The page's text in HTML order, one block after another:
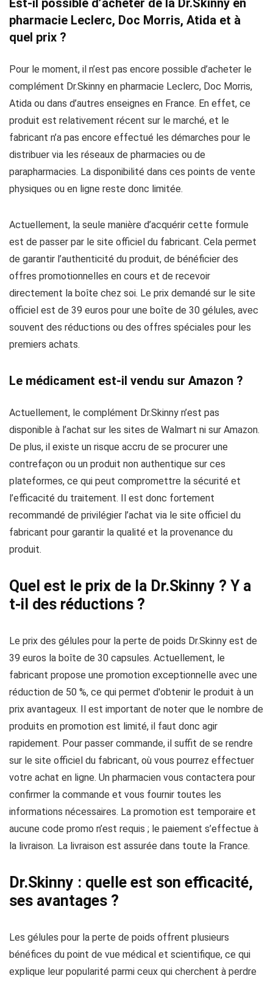
Est-il possible d’acheter de la Dr.Skinny en
pharmacie Leclerc, Doc Morris, Atida et à
quel prix ?
Pour le moment, il n’est pas encore possible d’acheter le
complément Dr.Skinny en pharmacie Leclerc, Doc Morris,
Atida ou dans d’autres enseignes en France. En effet, ce
produit est relativement récent sur le marché, et le
fabricant n’a pas encore effectué les démarches pour le
distribuer via les réseaux de pharmacies ou de
parapharmacies. La disponibilité dans ces points de vente
physiques ou en ligne reste donc limitée.
Actuellement, la seule manière d’acquérir cette formule
est de passer par le site officiel du fabricant. Cela permet
de garantir l’authenticité du produit, de bénéficier des
offres promotionnelles en cours et de recevoir
directement la boîte chez soi. Le prix demandé sur le site
officiel est de 39 euros pour une boîte de 30 gélules, avec
souvent des réductions ou des offres spéciales pour les
premiers achats.
Le médicament est-il vendu sur Amazon ?
Actuellement, le complément Dr.Skinny n’est pas
disponible à l’achat sur les sites de Walmart ni sur Amazon.
De plus, il existe un risque accru de se procurer une
contrefaçon ou un produit non authentique sur ces
plateformes, ce qui peut compromettre la sécurité et
l’efficacité du traitement. Il est donc fortement
recommandé de privilégier l’achat via le site officiel du
fabricant pour garantir la qualité et la provenance du
produit.
Quel est le prix de la Dr.Skinny ? Y a
t-il des réductions ?
Le prix des gélules pour la perte de poids Dr.Skinny est de
39 euros la boîte de 30 capsules. Actuellement, le
fabricant propose une promotion exceptionnelle avec une
réduction de 50 %, ce qui permet d'obtenir le produit à un
prix avantageux. Il est important de noter que le nombre de
produits en promotion est limité, il faut donc agir
rapidement. Pour passer commande, il suffit de se rendre
sur le site officiel du fabricant, où vous pourrez effectuer
votre achat en ligne. Un pharmacien vous contactera pour
confirmer la commande et vous fournir toutes les
informations nécessaires. La promotion est temporaire et
aucune code promo n’est requis ; le paiement s’effectue à
la livraison. La livraison est assurée dans toute la France.
Dr.Skinny : quelle est son efficacité,
ses avantages ?
Les gélules pour la perte de poids offrent plusieurs
bénéfices du point de vue médical et scientifique, ce qui
explique leur popularité parmi ceux qui cherchent à perdre